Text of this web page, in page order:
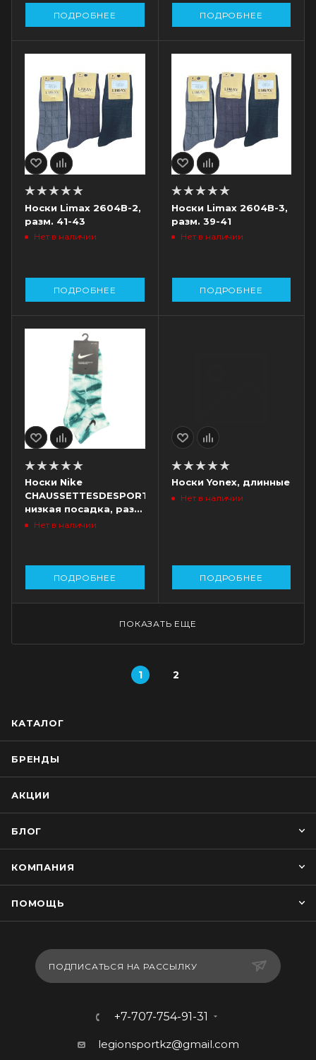
ПОДРОБНЕЕ ПОДРОБНЕЕ
Носки Limax 2604B-2,
разм. 41-43
Нет в наличии
ПОДРОБНЕЕ
Носки Limax 2604B-3,
разм. 39-41
Нет в наличии
ПОДРОБНЕЕ
Носки Nike
CHAUSSETTESDESPORT,
низкая посадка, разм.
41-47
Нет в наличии
ПОДРОБНЕЕ
Носки Yonex, длинные
Нет в наличии
ПОДРОБНЕЕ
ПОКАЗАТЬ ЕЩЕ
1 2
КАТАЛОГ
БРЕНДЫ
АКЦИИ
БЛОГ
КОМПАНИЯ
ПОМОЩЬ
ПОДПИСАТЬСЯ НА РАССЫЛКУ
+7-707-754-91-31
legionsportkz@gmail.com